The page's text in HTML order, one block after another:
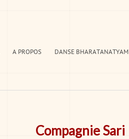
A PROPOS DANSE BHARATANATYAM
Compagnie Sari